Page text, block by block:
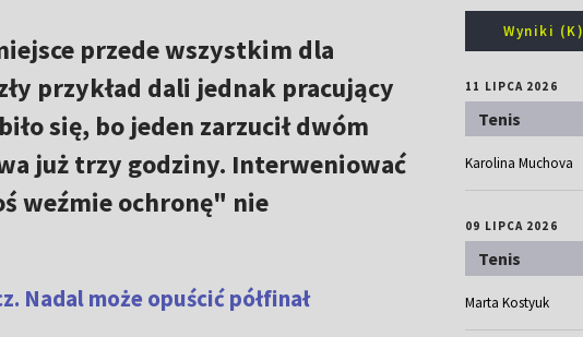
przede wszystkim dla
przykład dali jednak pracujący
się, bo jeden zarzucił dwóm
już trzy godziny. Interweniować
weźmie ochronę" nie
Nadal może opuścić półfinał
Wyniki (K)
11 LIPCA 2026
Tenis
Karolina Muchova
09 LIPCA 2026
Tenis
Marta Kostyuk